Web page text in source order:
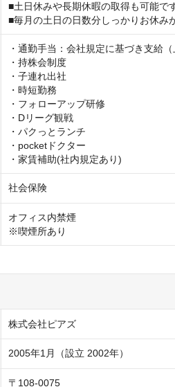
■土日休みや長期休暇の取得も可能で
■毎月の土日の日数分しっかりお休み
・通勤手当：会社規定に基づき支給（
・持株会制度
・子連れ出社
・時短勤務
・フォローアップ研修
・Dリーグ観戦
・パクっとランチ
・pocketドクター
・家賃補助(社内規定あり)
社会保険
オフィス内禁煙
※喫煙所あり
株式会社ピアズ
2005年1月（設立 2002年）
〒108-0075